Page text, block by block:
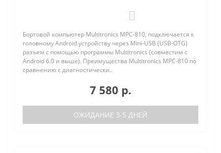
Бортовой компьютер Multitronics MPC-810, подключается к
головному Android устройству через Mini-USB (USB-OTG)
разъем с помощью программы Multitronics (совместим с
Android 6.0 и выше). Преимущества Multitronics MPC-810 по
сравнению с диагностически..
7 580 р.
ОЖИДАНИЕ 3-5 ДНЕЙ